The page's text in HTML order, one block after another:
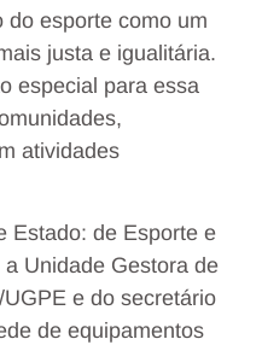
do esporte como um
justa e igualitária.
especial para essa
atividades
Estado: de Esporte e
Unidade Gestora de
e do secretário
de equipamentos